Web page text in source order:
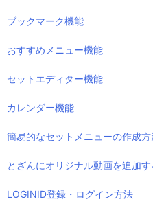
ブックマーク機能
おすすめメニュー機能
セットエディター機能
カレンダー機能
簡易的なセットメニューの作成方
とざんにオリジナル動画を追加
LOGINID登録・ログイン方法